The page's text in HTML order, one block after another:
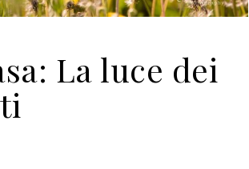
La luce dei